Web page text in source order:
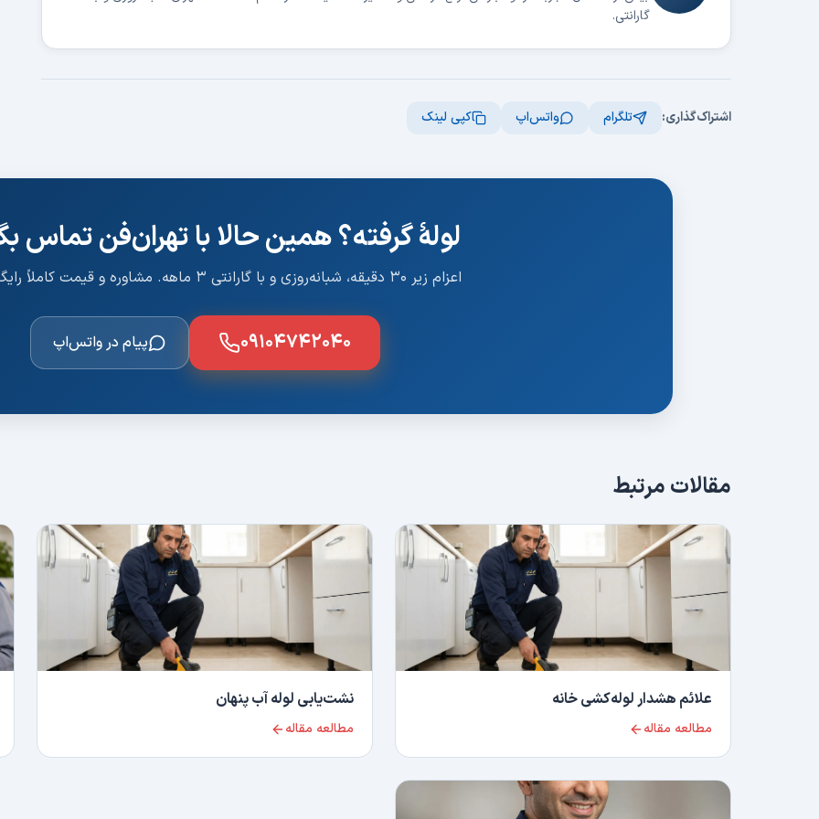
گارانتی.
اشتراک‌گذاری: تلگرام واتس‌اپ کپی لینک
لولهٔ گرفته؟ همین حالا با تهران‌فن تماس
اعزام زیر ۳۰ دقیقه، شبانه‌روزی و با گارانتی ۳ ماهه. مشاوره و قیمت کاملاً رایگان است.
۰۹۱۰۴۷۴۲۰۴۰ پیام در واتس‌اپ
مقالات مرتبط
علائم هشدار لوله‌کشی خانه
مطالعه مقاله
نشت‌یابی لوله آب پنهان
مطالعه مقاله